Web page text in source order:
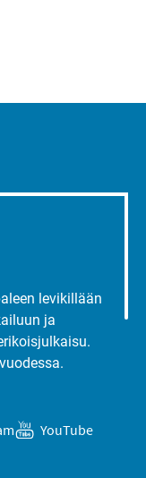
levikillään
ja
YouTube